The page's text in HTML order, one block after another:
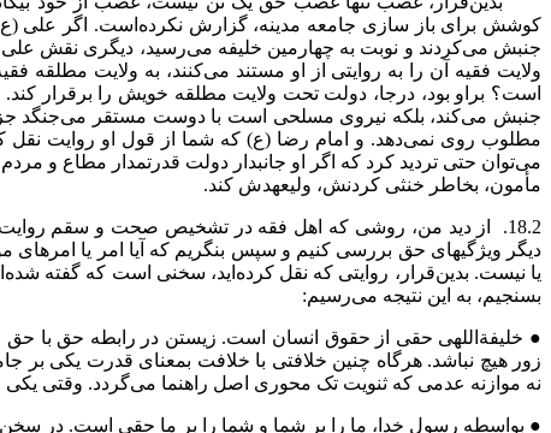
کوشش برای باز سازی جامعه مدینه، گزارش نکرده‌است. اگر علی
جنبش می‌کردند و نوبت به چهارمین خلیفه می‌رسید، دیگری نقش علی
ولایت فقیه
ن را به روایتی از او مستند می‌کنند، به ولایت مطلقه
است؟ براو بود، درجا، دولت تحت ولایت مطلقه خویش را برقرار
جنبش می‌کند، بلکه نیروی مسلحی است با دوست مستقر می‌جنگد جز
مطلوب روی نمی‌دهد. و امام رضا (ع) که شما از قول او روایت نقل
می‌توان حتی تردید کرد که اگر او جانبدار دولت قدرتمدار مطاع و
مأمون، بخاطر خنثی کردنش، ولیعهدش کند.
18.2. از دید من، روشی که اهل فقه در تشخیص صحت و سقم
دیگر ویژگیهای حق بررسی کنیم و سپس بنگریم که یا امر یا امرهای
یا نیست. بدین‌قرار، روایتی که نقل کرده‌اید، سخنی است که گفته
بسنجیم، به این نتیجه می‌رسیم:
● خلیفةاللهی حقی از حقوق انسان است. زیستن در رابطه حق با حق
زور هیچ نباشد. هرگاه چنین خلافتی با خلافت بمعنای قدرت یکی
نه موازنه عدمی که ثنویت تک محوری اصل راهنما می‌گردد. وقتی
● بواسطه رسول خدا، ما را بر شما و شما را بر ما حقی است. در